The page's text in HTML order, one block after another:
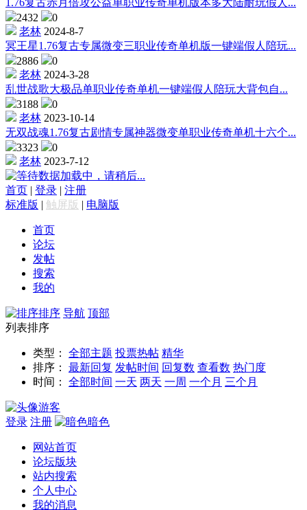
1.76复古赤月倍攻公益单职业传奇单机版本多大陆耐玩假人...
2432
0
老林 2024-8-7
冥王星1.76复古专属微变三职业传奇单机版一键端假人陪玩...
2886
0
老林 2024-3-28
乱世战歌大极品单职业传奇单机一键端假人陪玩大背包自...
3188
0
老林 2023-10-14
无双战魂1.76复古剧情专属神器微变单职业传奇单机十六个...
3323
0
老林 2023-7-12
数据加载中，请稍后...
首页 | 登录 | 注册
标准版 | 触屏版 | 电脑版
首页
论坛
发帖
搜索
我的
排序 导航 顶部
列表排序
类型： 全部主题 投票热帖 精华
排序：
最新回复 发帖时间 回复数 查看数 热门度
时间：
全部时间 一天 两天 一周 一个月 三个月
游客
登录 注册 暗色
网站首页
论坛版块
站内搜索
个人中心
我的消息